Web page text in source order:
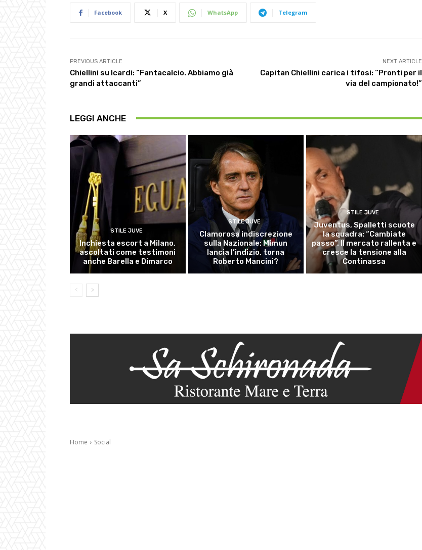
Facebook X WhatsApp Telegram
PREVIOUS ARTICLE
Chiellini su Icardi: “Fantacalcio. Abbiamo già
grandi attaccanti”
NEXT ARTICLE
Capitan Chiellini carica i tifosi: “Pronti per il
via del campionato!”
LEGGI ANCHE
STILE JUVE
Inchiesta escort a Milano,
ascoltati come testimoni
anche Barella e Dimarco
STILE JUVE
Clamorosa indiscrezione
sulla Nazionale: Mimun
lancia l’indizio, torna
Roberto Mancini?
STILE JUVE
Juventus, Spalletti scuote
la squadra: “Cambiate
passo”. Il mercato rallenta e
cresce la tensione alla
Continassa